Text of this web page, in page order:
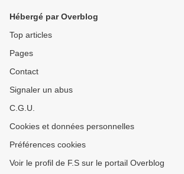
Hébergé par Overblog
Top articles
Pages
Contact
Signaler un abus
C.G.U.
Cookies et données personnelles
Préférences cookies
Voir le profil de F.S sur le portail Overblog